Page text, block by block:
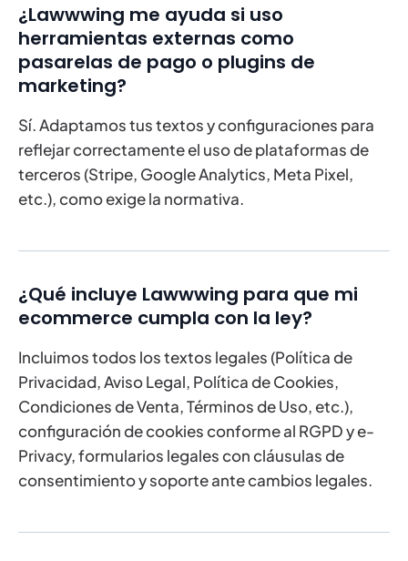
¿Lawwwing me ayuda si uso
herramientas externas como
pasarelas de pago o plugins de
marketing?
Sí. Adaptamos tus textos y configuraciones para
reflejar correctamente el uso de plataformas de
terceros (Stripe, Google Analytics, Meta Pixel,
etc.), como exige la normativa.
¿Qué incluye Lawwwing para que mi
ecommerce cumpla con la ley?
Incluimos todos los textos legales (Política de
Privacidad, Aviso Legal, Política de Cookies,
Condiciones de Venta, Términos de Uso, etc.),
configuración de cookies conforme al RGPD y e-
Privacy, formularios legales con cláusulas de
consentimiento y soporte ante cambios legales.